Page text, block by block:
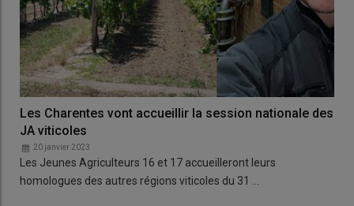
Les Charentes vont accueillir la session nationale des
JA viticoles
20 janvier 2023
Les Jeunes Agriculteurs 16 et 17 accueilleront leurs
homologues des autres régions viticoles du 31 …